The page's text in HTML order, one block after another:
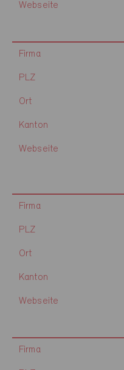
Webseite
Firma
PLZ
Ort
Kanton
Webseite
Firma
PLZ
Ort
Kanton
Webseite
Firma